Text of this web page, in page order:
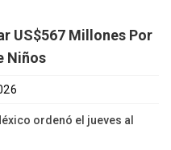
US$567 Millones Por
Niños
ordenó el jueves al